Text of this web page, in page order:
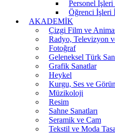
Personel İşleri
Öğrenci İşleri
AKADEMİK
Çizgi Film ve
Radyo, Televizyon
Fotoğraf
Geleneksel Türk
Grafik Sanatlar
Heykel
Kurgu, Ses ve
Müzikoloji
Resim
Sahne Sanatları
Seramik ve Cam
Tekstil ve Moda